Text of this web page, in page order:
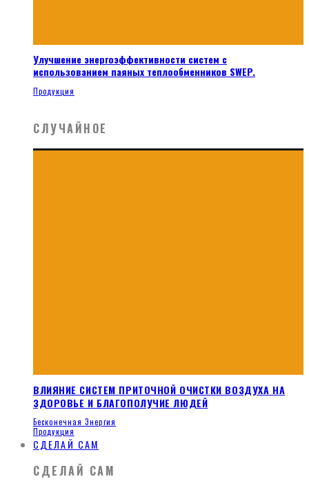
Улучшение энергоэффективности систем с
использованием паяных теплообменников SWEP.
Продукция
СЛУЧАЙНОЕ
ВЛИЯНИЕ СИСТЕМ ПРИТОЧНОЙ ОЧИСТКИ ВОЗДУХА НА
ЗДОРОВЬЕ И БЛАГОПОЛУЧИЕ ЛЮДЕЙ
Бесконечная Энергия
Продукция
СДЕЛАЙ САМ
СДЕЛАЙ САМ